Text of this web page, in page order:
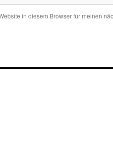
in diesem Browser für meinen